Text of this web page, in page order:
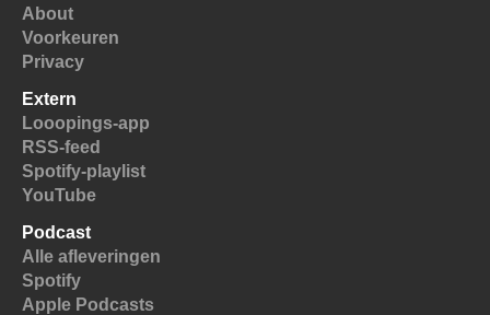
About
Voorkeuren
Privacy
Extern
Looopings-app
RSS-feed
Spotify-playlist
YouTube
Podcast
Alle afleveringen
Spotify
Apple Podcasts